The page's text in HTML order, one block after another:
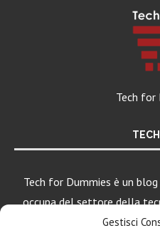
Gestisci
Tech for
Tech for Dummies è un
occupa del settore della
una particolare